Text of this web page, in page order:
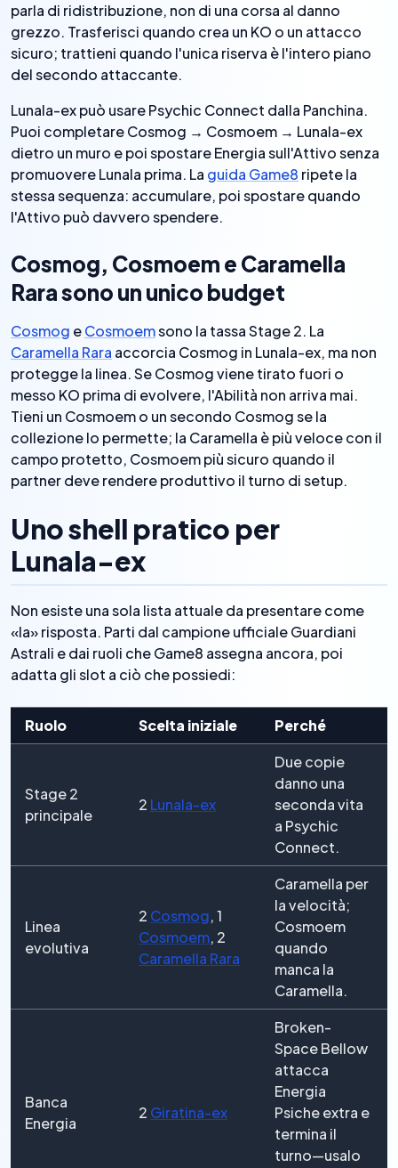
parla di ridistribuzione, non di una corsa al danno
grezzo. Trasferisci quando crea un KO o un attacco
sicuro; trattieni quando l'unica riserva è l'intero piano
del secondo attaccante.
Lunala-ex può usare Psychic Connect dalla Panchina.
Puoi completare Cosmog → Cosmoem → Lunala-ex
dietro un muro e poi spostare Energia sull'Attivo senza
promuovere Lunala prima. La guida Game8 ripete la
stessa sequenza: accumulare, poi spostare quando
l'Attivo può davvero spendere.
Cosmog, Cosmoem e Caramella
Rara sono un unico budget
Cosmog eCosmoemsono la tassa Stage 2. La
Caramella Rara accorcia Cosmog in Lunala-ex, ma non
protegge la linea. Se Cosmog viene tirato fuori o
messo KO prima di evolvere, l'Abilità non arriva mai.
Tieni un Cosmoem o un secondo Cosmog se la
collezione lo permette; la Caramella è più veloce con il
campo protetto, Cosmoem più sicuro quando il
partner deve rendere produttivo il turno di setup.
Uno shell pratico per
Lunala-ex
Non esiste una sola lista attuale da presentare come
«la» risposta. Parti dal campione ufficiale Guardiani
Astrali e dai ruoli che Game8 assegna ancora, poi
adatta gli slot a ciò che possiedi:
Ruolo Scelta iniziale Perché
Stage 2
principale
2 Lunala-ex
Due copie
danno una
seconda vita
a Psychic
Connect.
Linea
evolutiva
2 Cosmog, 1
Cosmoem, 2
Caramella Rara
Caramella per
la velocità;
Cosmoem
quando
manca la
Caramella.
Banca
Energia
2 Giratina-ex
Broken-
Space Bellow
attacca
Energia
Psiche extra e
termina il
turno—usalo